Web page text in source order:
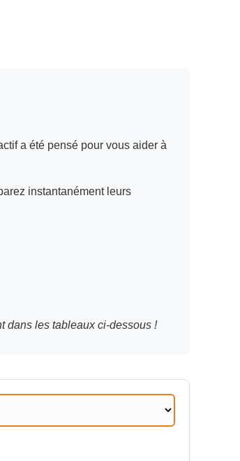
a été pensé pour vous aider à
instantanément leurs
dans les tableaux ci-dessous !